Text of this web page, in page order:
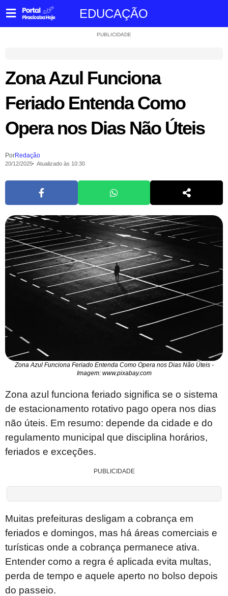
EDUCAÇÃO
PUBLICIDADE
Zona Azul Funciona
Feriado Entenda Como
Opera nos Dias Não Úteis
PorRedação
20/12/2025 Atualizado às 10:30
Zona Azul Funciona Feriado Entenda Como Opera nos Dias Não Úteis -
Imagem: www.pixabay.com
Zona azul funciona feriado significa se o sistema
de estacionamento rotativo pago opera nos dias
não úteis. Em resumo: depende da cidade e do
regulamento municipal que disciplina horários,
feriados e exceções.
PUBLICIDADE
Muitas prefeituras desligam a cobrança em
feriados e domingos, mas há áreas comerciais e
turísticas onde a cobrança permanece ativa.
Entender como a regra é aplicada evita multas,
perda de tempo e aquele aperto no bolso depois
do passeio.